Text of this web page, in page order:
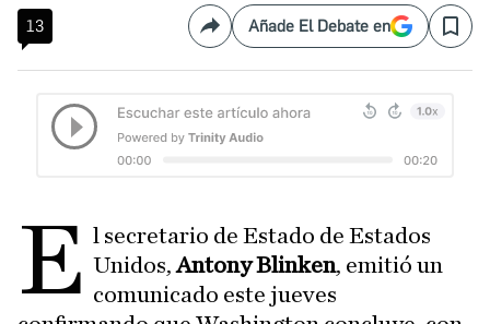
13 CompartirAñade El Debate en Save
E l secretario de Estado de Estados
Unidos,Antony Blinken, emitió un
comunicado este jueves